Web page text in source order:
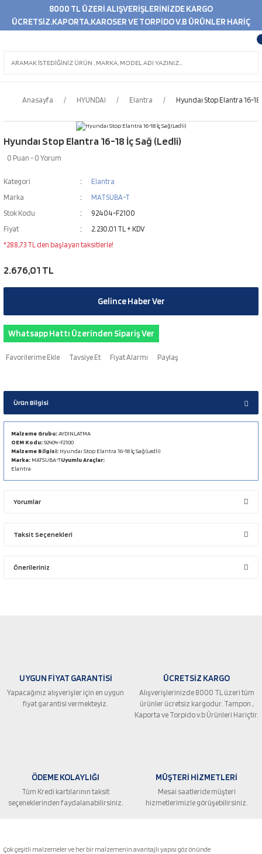
8000 TL ÜZERİ ALIŞVERİŞLERİNİZDE KARGO
ÜCRETSİZ.KAPORTA,KAROSER VE TORPİDO V.B ÜRÜNLER HARİÇ
Anasayfa HYUNDAI Elantra Hyundaı Stop Elantra 16-18
Hyundaı Stop Elantra 16-18 İç Sağ (Ledli)
0 Puan - 0 Yorum
Kategori
Elantra
Marka
MATSUBA-T
Stok Kodu
92404-F2100
Fiyat
2.230,01 TL + KDV
*288,73 TL den başlayan taksitlerle!
2.676,01 TL
Gelince Haber Ver
Whatsapp Hattı Üzerinden Sipariş Ver
Tavsiye Et Fiyat Alarmı Paylaş
Ürün Bilgisi
Malzeme Grubu:AYDINLATMA
OEM Kodu:92404-F2100
Malzeme Bilgisi: Hyundaı Stop Elantra 16-18 İç Sağ (Ledli)
Marka: MATSUBA-TUyumlu Araçlar:
Elantra
Yorumlar
Taksit Seçenekleri
Önerileriniz
Ürün açıklamasında eksik bilgiler bulunuyor.
Ürün bilgilerinde hatalar bulunuyor.
Ürün fiyatı diğer sitelerden daha pahalı.
Gönder
UYGUN FİYAT GARANTİSİ
Yapacağınız alışverişler için en uygun
fiyat garantisi vermekteyiz.
ÜCRETSİZ KARGO
Alışverişlerinizde 8000 TL üzeri tüm
ürünler ücretsiz kargodur. Tampon ,
Kaporta ve Torpido v.b Ürünleri Hariçtir.
ÖDEME KOLAYLIĞI
Tüm Kredi kartılarının taksit
seçeneklerinden faydalanabilirsiniz.
MÜŞTERİ HİZMETLERİ
Mesai saatleride müşteri
hizmetlerimizle görüşebilirsiniz.
Çok çeşitli malzemeler ve her bir malzemenin avantajlı yapısı göz önünde